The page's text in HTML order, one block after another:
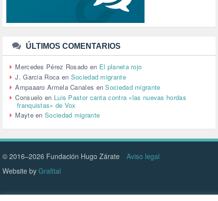
TTIP (6)
URBANISMO (1)
URBANIZACIÓN (1)
VEJEZ (1)
VENEZUELA (3)
VENEZULA (1)
VIAJES (1)
VIOLENCIA (2)
VIOLENCIA DE GÉNERO (223)
VIVIENDA (9)
VOLODIMIR ZELENSKY (1)
ÚLTIMOS COMENTARIOS
Mercedes Pérez Rosado en El planeta rojo
J. Garcia Roca en Sociedad migrante
Ampaaaro Armela Canales enSociedad migrante
Consuelo en Luis Pastor canta contra «las nuevas hordas
franquistas» de Vox
MayteenSociedad migrante
© 2016–2026 Fundación Hugo Zárate
Aviso legal
Website by Grafital